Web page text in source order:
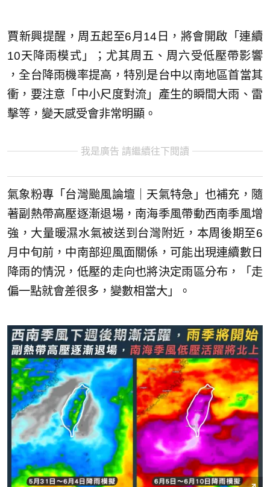
賈新興提醒，周五起至6月14日，將會開啟「連續
10天降雨模式」；尤其周五、周六受低壓帶影響
，全台降雨機率提高，特別是台中以南地區首當其
衝，要注意「中小尺度對流」產生的瞬間大雨、雷
擊等，變天感受會非常明顯。
我是廣告 請繼續往下閱讀
氣象粉專「台灣颱風論壇｜天氣特急」也補充，隨
著副熱帶高壓逐漸退場，南海季風帶動西南季風增
強，大量暖濕水氣被送到台灣附近，本周後期至6
月中旬前，中南部迎風面關係，可能出現連續數日
降雨的情況，低壓的走向也將決定雨區分布，「走
偏一點就會差很多，變數相當大」。